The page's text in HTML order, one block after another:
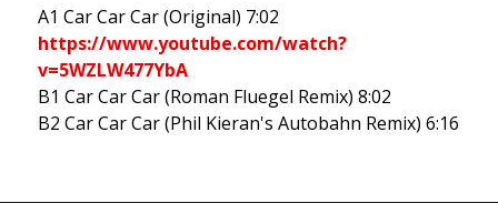
A1 Car Car Car (Original) 7:02
https://www.youtube.com/watch?
v=5WZLW477YbA
B1 Car Car Car (Roman Fluegel Remix) 8:02
B2 Car Car Car (Phil Kieran's Autobahn Remix) 6:16